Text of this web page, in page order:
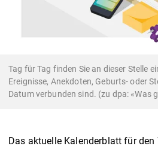
Tag für Tag finden Sie an dieser Stelle
Ereignisse, Anekdoten, Geburts- oder
Datum verbunden sind. (zu dpa: «Was
Das aktuelle Kalenderblatt für